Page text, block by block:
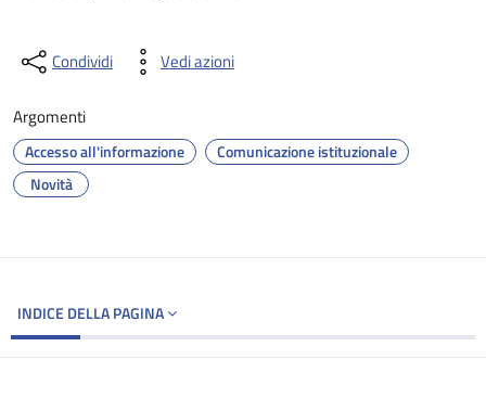
Condividi Vedi azioni
Argomenti
Accesso all'informazione
Comunicazione istituzionale
Novità
INDICE DELLA PAGINA